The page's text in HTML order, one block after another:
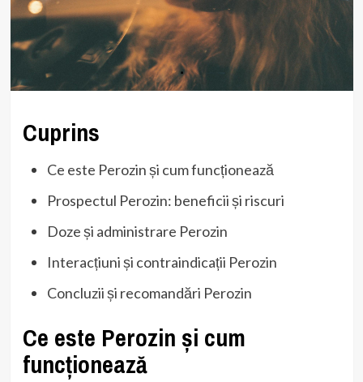
Cuprins
Ce este Perozin și cum funcționează
Prospectul Perozin: beneficii și riscuri
Doze și administrare Perozin
Interacțiuni și contraindicații Perozin
Concluzii și recomandări Perozin
Ce este Perozin și cum
funcționează